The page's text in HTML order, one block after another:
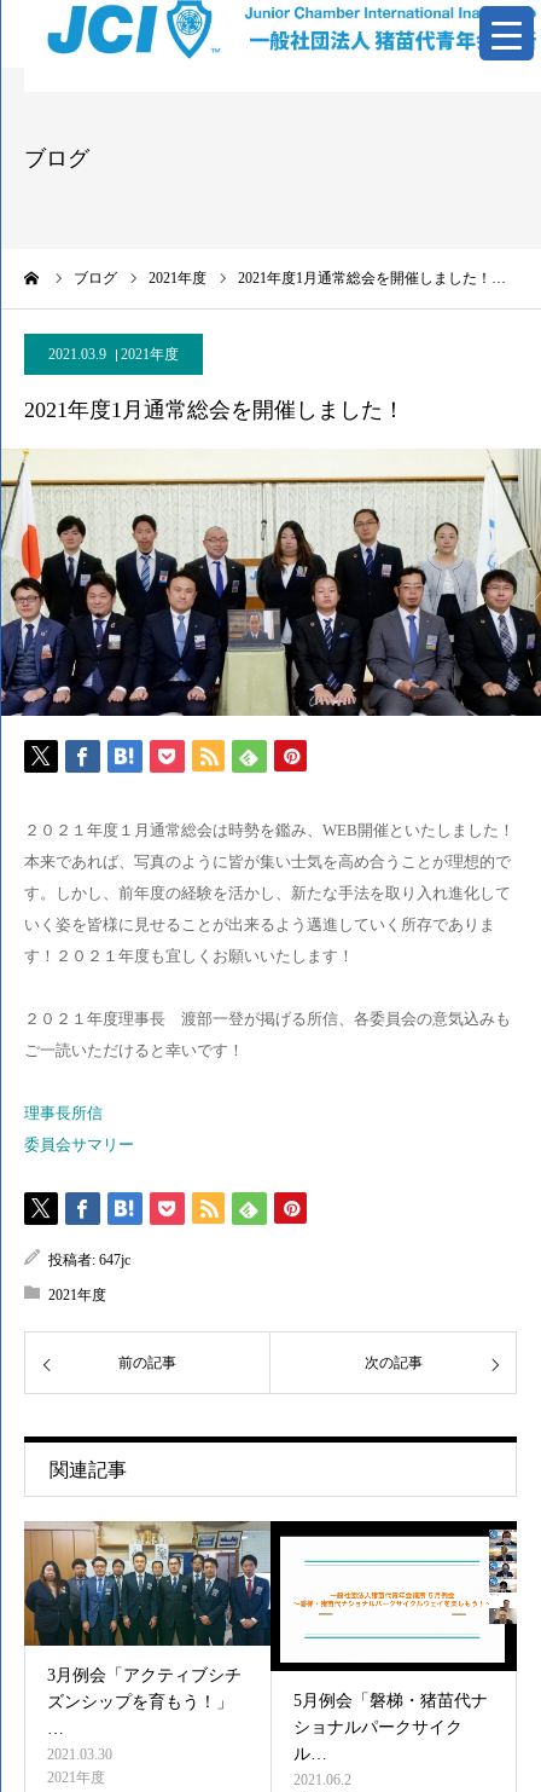
ブログ
ブログ 2021年度 2021年度1月通常総会を開催しました！…
2021.03.9 2021年度
2021年度1月通常総会を開催しました！
２０２１年度１月通常総会は時勢を鑑み、WEB開催といたしました！
本来であれば、写真のように皆が集い士気を高め合うことが理想的で
す。しかし、前年度の経験を活かし、新たな手法を取り入れ進化して
いく姿を皆様に見せることが出来るよう邁進していく所存でありま
す！２０２１年度も宜しくお願いいたします！
２０２１年度理事長 渡部一登が掲げる所信、各委員会の意気込みも
ご一読いただけると幸いです！
理事長所信
委員会サマリー
投稿者: 647jc
2021年度
前の記事 次の記事
関連記事
3月例会「アクティブシチ
ズンシップを育もう！」
2021.03.30
2021年度
5月例会「磐梯・猪苗代ナ
ショナルパークサイク
ル…
2021.06.2
情報公開
お問い合わせ